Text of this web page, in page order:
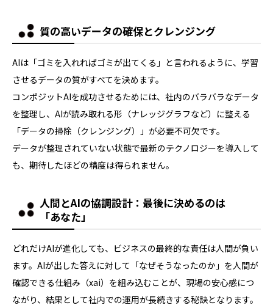
質の高いデータの確保とクレンジング
AIは「ゴミを入れればゴミが出てくる」と言われるように、学習
させるデータの質がすべてを決めます。
コンポジットAIを成功させるためには、社内のバラバラなデータ
を整理し、AIが読み取れる形（ナレッジグラフなど）に整える
「データの掃除（クレンジング）」が必要不可欠です。
データが整理されていない状態で最新のテクノロジーを導入して
も、期待したほどの精度は得られません。
人間とAIの協調設計：最後に決めるのは
「あなた」
どれだけAIが進化しても、ビジネスの最終的な責任は人間が負い
ます。AIが出した答えに対して「なぜそうなったのか」を人間が
確認できる仕組み（xai）を組み込むことが、現場の安心感につ
ながり、結果として社内での運用が長続きする秘訣となります。